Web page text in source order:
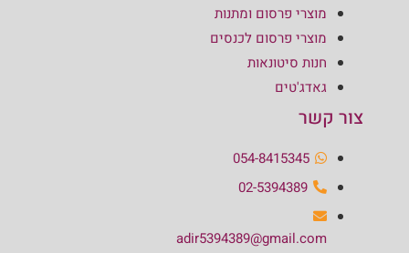
מוצרי פרסום ומתנות
מוצרי פרסום לכנסים
חנות סיטונאות
גאדג'טים
צור קשר
054-8415345
02-5394389
adir5394389@gmail.com